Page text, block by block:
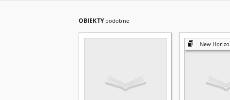
OBIEKTY podobne
New Horizons